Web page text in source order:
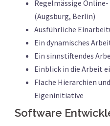
Regelmässige
(Augsburg, Berlin)
Ausführliche
Ein dynamisches
Ein sinnstiftendes
Einblick in die Arbeit
Flache Hierarchien
Eigeninitiative
Software